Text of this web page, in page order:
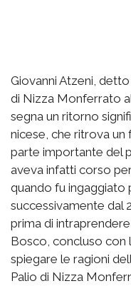
Giovanni Atzeni,
di Nizza Monferrato al
segna un ritorno
nicese, che ritrova un
parte importante del
aveva infatti corso
quando fu ingaggiato
successivamente dal
prima di
Bosco, concluso con
spiegare le ragioni
Palio di Nizza